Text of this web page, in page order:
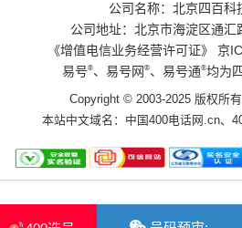
公司名称：北京四百科
公司地址：北京市海淀区通汇
《增值电信业务经营许可证》
京
易号®、易号网 ®、易号通®均为
Copyright © 2003-2025 版权所
本站中文域名： 中国400电话网.cn、